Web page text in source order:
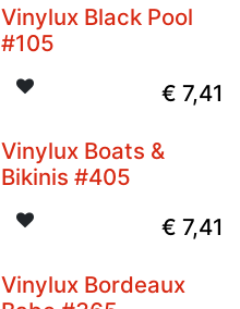
Vinylux Black Pool
#105
€ 7,41
Vinylux Boats &
Bikinis #405
€ 7,41
Vinylux Bordeaux